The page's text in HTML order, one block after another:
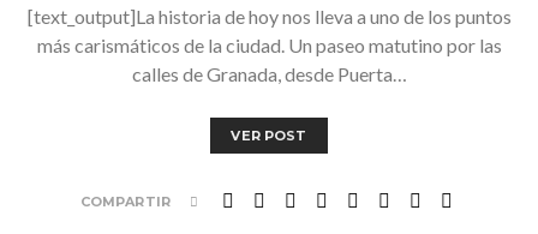
[text_output]La historia de hoy nos lleva a uno de los puntos
más carismáticos de la ciudad. Un paseo matutino por las
calles de Granada, desde Puerta…
VER POST
COMPARTIR